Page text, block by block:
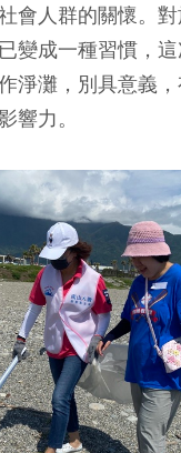
會人群的關懷。
變成一種習慣，
淨灘，別具意義
響力。